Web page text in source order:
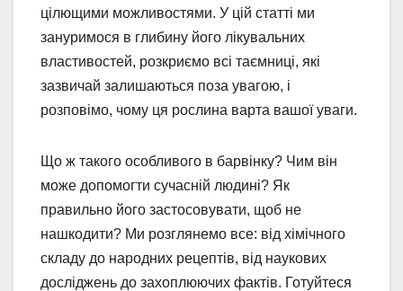
цілющими можливостями. У цій статті ми
зануримося в глибину його лікувальних
властивостей, розкриємо всі таємниці, які
зазвичай залишаються поза увагою, і
розповімо, чому ця рослина варта вашої уваги.
Що ж такого особливого в барвінку? Чим він
може допомогти сучасній людині? Як
правильно його застосовувати, щоб не
нашкодити? Ми розглянемо все: від хімічного
складу до народних рецептів, від наукових
досліджень до захоплюючих фактів. Готуйтеся